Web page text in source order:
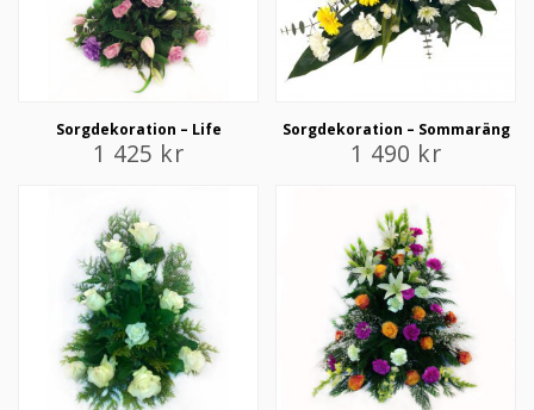
Sorgdekoration – Life
1 425 kr
Sorgdekoration – Sommaräng
1 490 kr